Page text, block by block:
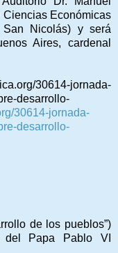
Económicas
San Nicolás) y será
Aires, cardenal
30614-jornada-
desarrollo-
30614-jornada-
desarrollo-
de los pueblos”)
Papa Pablo VI